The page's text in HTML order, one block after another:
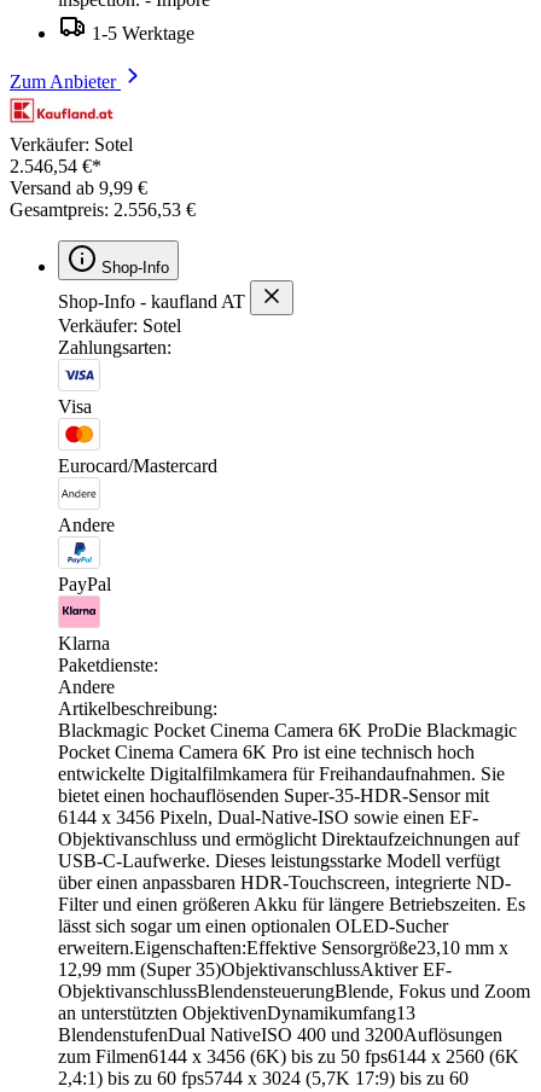
1-5 Werktage
Zum Anbieter
Verkäufer: Sotel
2.546,54 €*
Versand ab 9,99 €
Gesamtpreis: 2.556,53 €
Shop-Info
Shop-Info - kaufland AT
Verkäufer: Sotel
Zahlungsarten:
Visa
Eurocard/Mastercard
Andere
PayPal
Klarna
Paketdienste:
Andere
Artikelbeschreibung:
Blackmagic Pocket Cinema Camera 6K ProDie Blackmagic
Pocket Cinema Camera 6K Pro ist eine technisch hoch
entwickelte Digitalfilmkamera für Freihandaufnahmen. Sie
bietet einen hochauflösenden Super-35-HDR-Sensor mit
6144 x 3456 Pixeln, Dual-Native-ISO sowie einen EF-
Objektivanschluss und ermöglicht Direktaufzeichnungen auf
USB-C-Laufwerke. Dieses leistungsstarke Modell verfügt
über einen anpassbaren HDR-Touchscreen, integrierte ND-
Filter und einen größeren Akku für längere Betriebszeiten. Es
lässt sich sogar um einen optionalen OLED-Sucher
erweitern.Eigenschaften:Effektive Sensorgröße23,10 mm x
12,99 mm (Super 35)ObjektivanschlussAktiver EF-
ObjektivanschlussBlendensteuerungBlende, Fokus und Zoom
an unterstützten ObjektivenDynamikumfang13
BlendenstufenDual NativeISO 400 und 3200Auflösungen
zum Filmen6144 x 3456 (6K) bis zu 50 fps6144 x 2560 (6K
2,4:1) bis zu 60 fps5744 x 3024 (5,7K 17:9) bis zu 60